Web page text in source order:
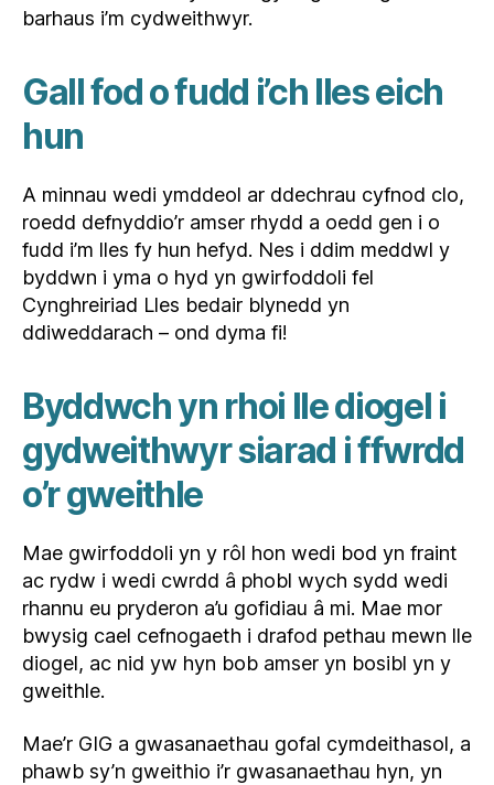
barhaus i’m cydweithwyr.
Gall fod o fudd i’ch lles eich
hun
A minnau wedi ymddeol ar ddechrau cyfnod clo,
roedd defnyddio’r amser rhydd a oedd gen i o
fudd i’m lles fy hun hefyd. Nes i ddim meddwl y
byddwn i yma o hyd yn gwirfoddoli fel
Cynghreiriad Lles bedair blynedd yn
ddiweddarach – ond dyma fi!
Byddwch yn rhoi lle diogel i
gydweithwyr siarad i ffwrdd
o’r gweithle
Mae gwirfoddoli yn y rôl hon wedi bod yn fraint
ac rydw i wedi cwrdd â phobl wych sydd wedi
rhannu eu pryderon a’u gofidiau â mi. Mae mor
bwysig cael cefnogaeth i drafod pethau mewn lle
diogel, ac nid yw hyn bob amser yn bosibl yn y
gweithle.
Mae’r GIG a gwasanaethau gofal cymdeithasol, a
phawb sy’n gweithio i’r gwasanaethau hyn, yn